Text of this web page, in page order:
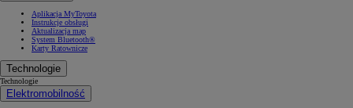
Aplikacja MyToyota
Instrukcje obsługi
Aktualizacja map
System Bluetooth®
Karty Ratownicze
Technologie
Technologie
Elektromobilność